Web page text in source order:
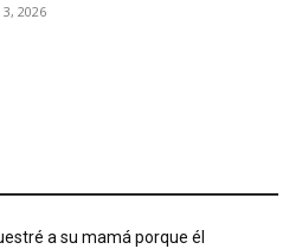
2026
a su mamá porque él